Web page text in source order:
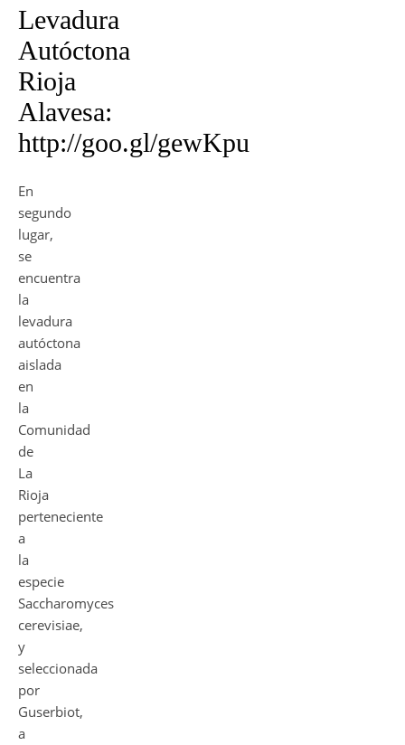
Levadura
Autóctona
Rioja
Alavesa:
http://goo.gl/gewKpu
En
segundo
lugar,
se
encuentra
la
levadura
autóctona
aislada
en
la
Comunidad
de
La
Rioja
perteneciente
a
la
especie
Saccharomyces
cerevisiae,
y
seleccionada
por
Guserbiot,
a